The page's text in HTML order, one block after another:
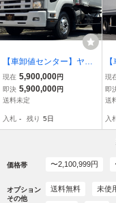
【車卸値センター】ヤフ
オク特価!フォワード 塵芥
車 モリタエコノス 回転板
プレスパッカー 8.1立米
現在 5,900,000円
即決 5,900,000円
送料未定
入札 - 残り 5日
オ
ハ
式
現
即
送
入
価格帯 〜2,100,999円
オプション
その他
送料無料 未使